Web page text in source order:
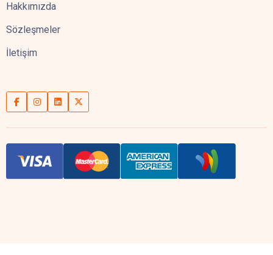
Hakkımızda
Sözleşmeler
İletişim